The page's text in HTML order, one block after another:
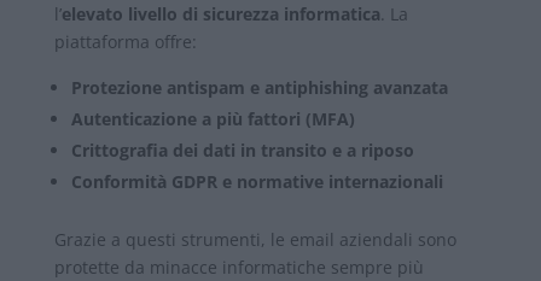
l’elevato livello di sicurezza informatica . La
piattaforma offre:
Protezione antispam e antiphishing avanzata
Autenticazione a più fattori (MFA)
Crittografia dei dati in transito e a riposo
Conformità GDPR e normative internazionali
Grazie a questi strumenti, le email aziendali sono
protette da minacce informatiche sempre più